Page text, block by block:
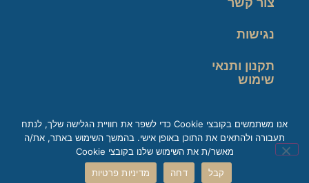
נגישות
תקנון ותנאי
שימוש
זכות עיון במידע
אנו משתמשים בקובצי Cookie כדי לשפר את חוויית הגלישה שלך, לנתח
תעבורה ולהתאים את התוכן באופן אישי. בהמשך השימוש באתר, את/ה
מאשר/ת את השימוש שלנו בקובצי Cookie
קבל
דחה מדיניות פרטיות